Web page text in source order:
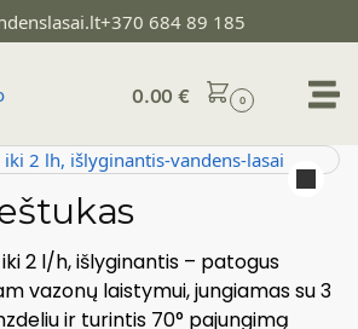
+370 684 89 185
0.00€ 0
2 l/h, išlyginantis – patogus
vazonų laistymui, jungiamas su 3
ir turintis 70° pajungimą